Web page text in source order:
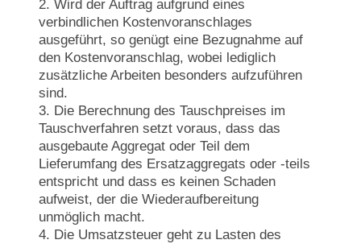
2. Wird der Auftrag aufgrund eines
verbindlichen Kostenvoranschlages
ausgeführt, so genügt eine Bezugnahme auf
den Kostenvoranschlag, wobei lediglich
zusätzliche Arbeiten besonders aufzuführen
sind.
3. Die Berechnung des Tauschpreises im
Tauschverfahren setzt voraus, dass das
ausgebaute Aggregat oder Teil dem
Lieferumfang des Ersatzaggregats oder -teils
entspricht und dass es keinen Schaden
aufweist, der die Wiederaufbereitung
unmöglich macht.
4. Die Umsatzsteuer geht zu Lasten des